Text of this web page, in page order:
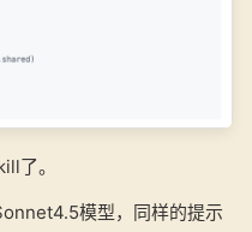
了。
模型，同样的提示